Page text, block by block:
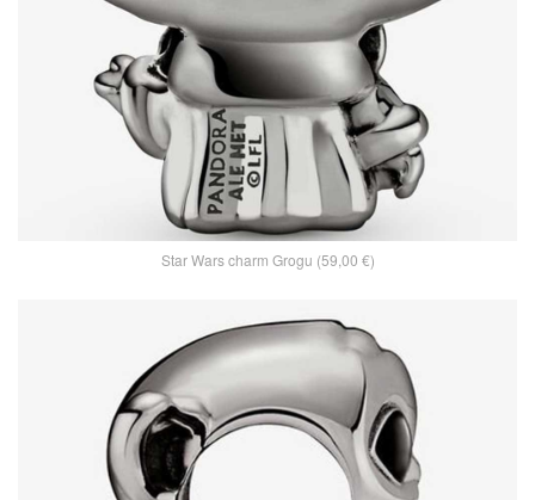
Star Wars charm Grogu (59,00 €)